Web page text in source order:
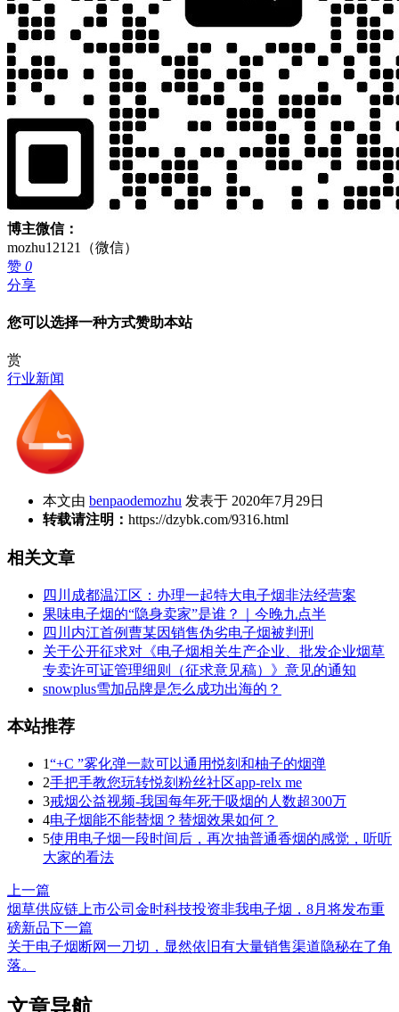
博主微信：
mozhu12121（微信）
赞 0
分享
您可以选择一种方式赞助本站
赏
行业新闻
本文由 benpaodemozhu 发表于 2020年7月29日
转载请注明： https://dzybk.com/9316.html
相关文章
四川成都温江区：办理一起特大电子烟非法经营案
果味电子烟的“隐身卖家”是谁？｜今晚九点半
四川内江首例曹某因销售伪劣电子烟被判刑
关于公开征求对《电子烟相关生产企业、批发企业烟草
专卖许可证管理细则（征求意见稿）》意见的通知
snowplus雪加品牌是怎么成功出海的？
本站推荐
1“+C ”雾化弹一款可以通用悦刻和柚子的烟弹
2手把手教您玩转悦刻粉丝社区app-relx me
3戒烟公益视频-我国每年死于吸烟的人数超300万
4电子烟能不能替烟？替烟效果如何？
5使用电子烟一段时间后，再次抽普通香烟的感觉，听听
大家的看法
上一篇
烟草供应链上市公司金时科技投资非我电子烟，8月将发布重
磅新品下一篇
关于电子烟断网一刀切，显然依旧有大量销售渠道隐秘在了角
落。